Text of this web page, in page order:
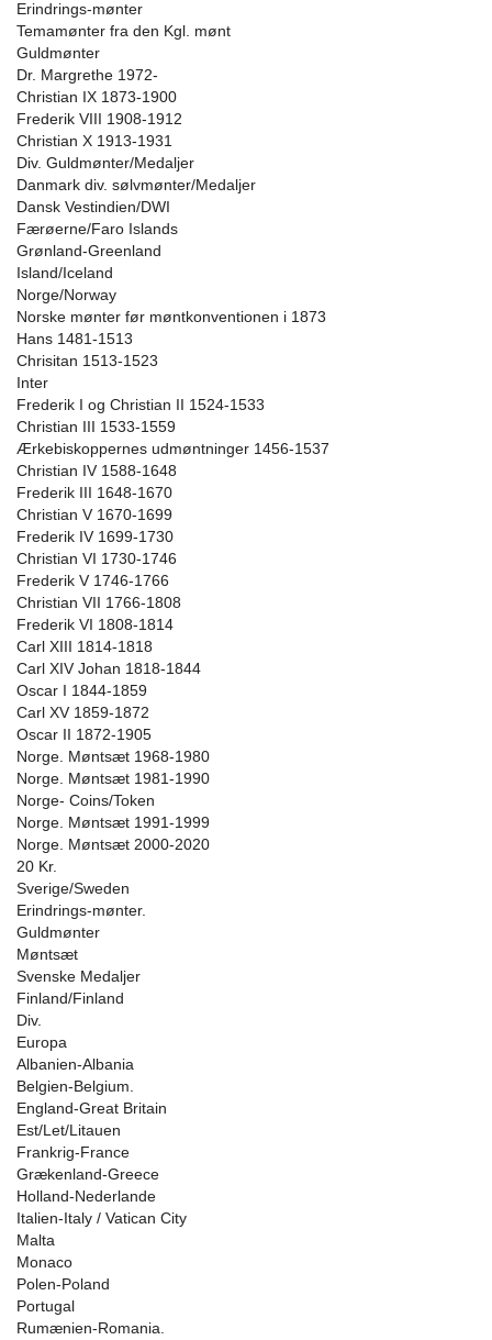
Erindrings-mønter
Temamønter fra den Kgl. mønt
Guldmønter
Dr. Margrethe 1972-
Christian IX 1873-1900
Frederik VIII 1908-1912
Christian X 1913-1931
Div. Guldmønter/Medaljer
Danmark div. sølvmønter/Medaljer
Dansk Vestindien/DWI
Færøerne/Faro Islands
Grønland-Greenland
Island/Iceland
Norge/Norway
Norske mønter før møntkonventionen i 1873
Hans 1481-1513
Chrisitan 1513-1523
Inter
Frederik I og Christian II 1524-1533
Christian III 1533-1559
Ærkebiskoppernes udmøntninger 1456-1537
Christian IV 1588-1648
Frederik III 1648-1670
Christian V 1670-1699
Frederik IV 1699-1730
Christian VI 1730-1746
Frederik V 1746-1766
Christian VII 1766-1808
Frederik VI 1808-1814
Carl XIII 1814-1818
Carl XIV Johan 1818-1844
Oscar I 1844-1859
Carl XV 1859-1872
Oscar II 1872-1905
Norge. Møntsæt 1968-1980
Norge. Møntsæt 1981-1990
Norge- Coins/Token
Norge. Møntsæt 1991-1999
Norge. Møntsæt 2000-2020
20 Kr.
Sverige/Sweden
Erindrings-mønter.
Guldmønter
Møntsæt
Svenske Medaljer
Finland/Finland
Div.
Europa
Albanien-Albania
Belgien-Belgium.
England-Great Britain
Est/Let/Litauen
Frankrig-France
Grækenland-Greece
Holland-Nederlande
Italien-Italy / Vatican City
Malta
Monaco
Polen-Poland
Portugal
Rumænien-Romania.